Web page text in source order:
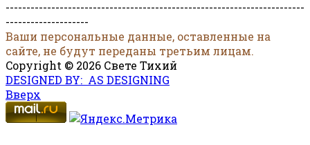
------------------------------------------------------------------------
--------------------
Ваши персональные данные, оставленные на
сайте, не будут переданы третьим лицам.
Copyright © 2026 Свете Тихий
DESIGNED BY: AS DESIGNING
Вверх